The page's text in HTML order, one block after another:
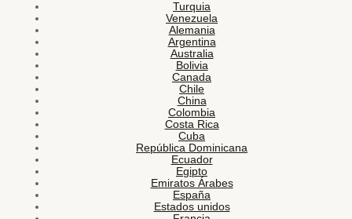
Turquia
Venezuela
Alemania
Argentina
Australia
Bolivia
Canada
Chile
China
Colombia
Costa Rica
Cuba
República Dominicana
Ecuador
Egipto
Emiratos Árabes
España
Estados unidos